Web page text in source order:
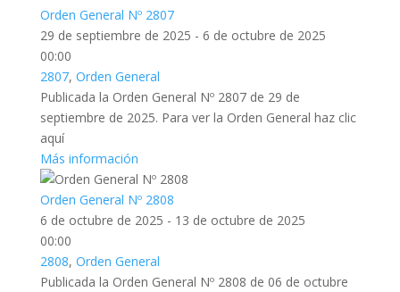
Orden General Nº 2807
29 de septiembre de 2025 - 6 de octubre de 2025
00:00
2807, Orden General
Publicada la Orden General Nº 2807 de 29 de
septiembre de 2025. Para ver la Orden General haz clic
aquí
Más información
Orden General Nº 2808
6 de octubre de 2025 - 13 de octubre de 2025
00:00
2808, Orden General
Publicada la Orden General Nº 2808 de 06 de octubre